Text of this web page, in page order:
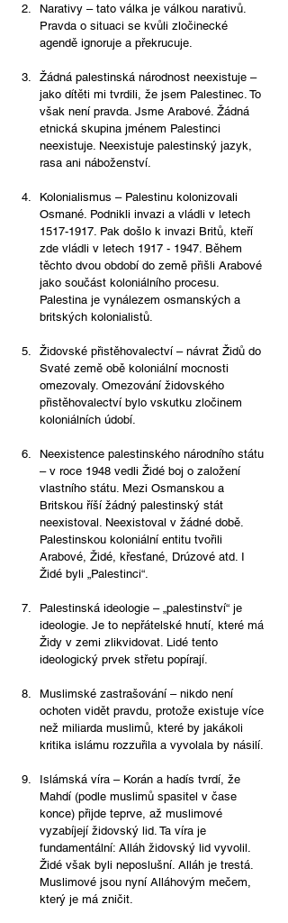
Narativy – tato válka je válkou narativů.
Pravda o situaci se kvůli zločinecké
agendě ignoruje a překrucuje.
Žádná palestinská národnost neexistuje –
jako dítěti mi tvrdili, že jsem Palestinec. To
však není pravda. Jsme Arabové. Žádná
etnická skupina jménem Palestinci
neexistuje. Neexistuje palestinský jazyk,
rasa ani náboženství.
Kolonialismus – Palestinu kolonizovali
Osmané. Podnikli invazi a vládli v letech
1517-1917. Pak došlo k invazi Britů, kteří
zde vládli v letech 1917 - 1947. Během
těchto dvou období do země přišli Arabové
jako součást koloniálního procesu.
Palestina je vynálezem osmanských a
britských kolonialistů.
Židovské přistěhovalectví – návrat Židů do
Svaté země obě koloniální mocnosti
omezovaly. Omezování židovského
přistěhovalectví bylo vskutku zločinem
koloniálních údobí.
Neexistence palestinského národního státu
– v roce 1948 vedli Židé boj o založení
vlastního státu. Mezi Osmanskou a
Britskou říší žádný palestinský stát
neexistoval. Neexistoval v žádné době.
Palestinskou koloniální entitu tvořili
Arabové, Židé, křesťané, Drúzové atd. I
Židé byli „Palestinci“.
Palestinská ideologie – „palestinství“ je
ideologie. Je to nepřátelské hnutí, které má
Židy v zemi zlikvidovat. Lidé tento
ideologický prvek střetu popírají.
Muslimské zastrašování – nikdo není
ochoten vidět pravdu, protože existuje více
než miliarda muslimů, které by jakákoli
kritika islámu rozzuřila a vyvolala by násilí.
Islámská víra – Korán a hadís tvrdí, že
Mahdí (podle muslimů spasitel v čase
konce) přijde teprve, až muslimové
vyzabíjejí židovský lid. Ta víra je
fundamentální: Alláh židovský lid vyvolil.
Židé však byli neposlušní. Alláh je trestá.
Muslimové jsou nyní Alláhovým mečem,
který je má zničit.